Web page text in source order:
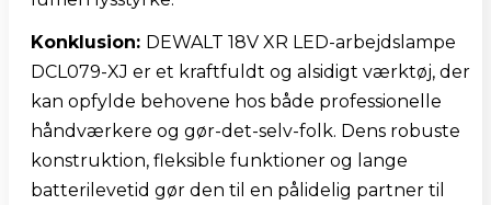
Konklusion: DEWALT 18V XR LED-arbejdslampe
DCL079-XJ er et kraftfuldt og alsidigt værktøj, der
kan opfylde behovene hos både professionelle
håndværkere og gør-det-selv-folk. Dens robuste
konstruktion, fleksible funktioner og lange
batterilevetid gør den til en pålidelig partner til